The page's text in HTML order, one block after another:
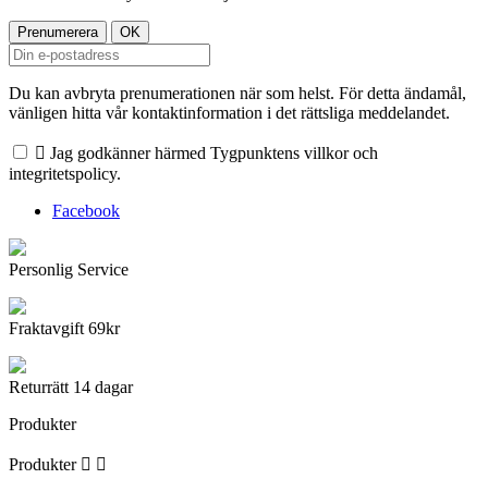
Du kan avbryta prenumerationen när som helst. För detta ändamål,
vänligen hitta vår kontaktinformation i det rättsliga meddelandet.
 Jag godkänner härmed Tygpunktens villkor och
integritetspolicy.
Facebook
Personlig Service
Fraktavgift 69kr
Returrätt 14 dagar
Produkter
Produkter  